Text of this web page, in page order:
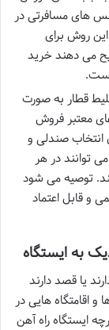
های مسافرتی در
روش برای
می دهند خرید
قطار به صورت
معتبر فروش
انتخاب صندلی و
توانند در هر
توصیه می شود
و قابل اعتماد
به ایستگاه
یا قصد دارند
اقامتگاه هایی در
ایستگاه راه آهن